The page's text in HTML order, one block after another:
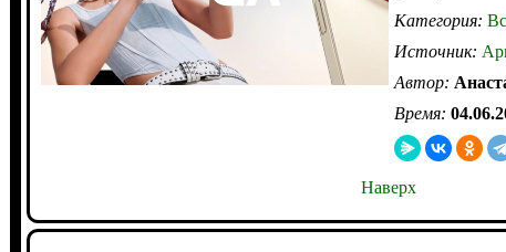
Категория:
Источник:
Автор:
Время:
Наверх